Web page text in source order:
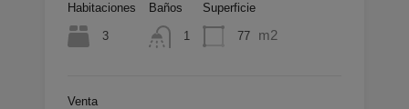
Habitaciones
3
Baños
1
Superficie
77 m2
Venta